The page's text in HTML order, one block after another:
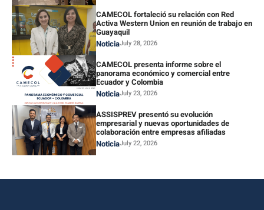
CAMECOL fortaleció su relación con Red
Activa Western Union en reunión de trabajo en
Guayaquil
NoticiaJuly 28, 2026
CAMECOL presenta informe sobre el
panorama económico y comercial entre
Ecuador y Colombia
NoticiaJuly 23, 2026
ASSISPREV presentó su evolución
empresarial y nuevas oportunidades de
colaboración entre empresas afiliadas
NoticiaJuly 22, 2026